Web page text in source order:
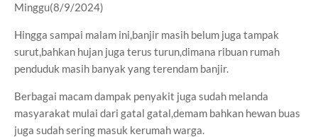
Minggu(8/9/2024)
Hingga sampai malam ini,banjir masih belum juga tampak
surut,bahkan hujan juga terus turun,dimana ribuan rumah
penduduk masih banyak yang terendam banjir.
Berbagai macam dampak penyakit juga sudah melanda
masyarakat mulai dari gatal gatal,demam bahkan hewan buas
juga sudah sering masuk kerumah warga.